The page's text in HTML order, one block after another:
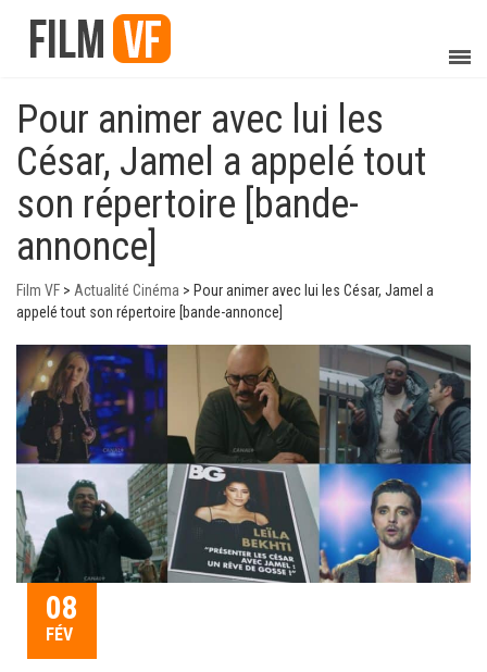
Pour animer avec lui les
César, Jamel a appelé tout
son répertoire [bande-
annonce]
Film VF > Actualité Cinéma > Pour animer avec lui les César, Jamel a
appelé tout son répertoire [bande-annonce]
08
FÉV